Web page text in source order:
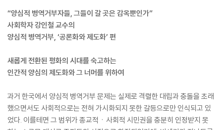
“양심적 병역거부자들, 그들이 갈 곳은 감옥뿐인가”
사회학자 강인철 교수의
양심적 병역거부, ‘공론화와 제도화’ 편
새롭게 전환된 평화의 시대를 숙고하는
인간적 양심의 제도화와 그 너머를 위하여
과거 한국에서 양심적 병역거부 문제는 실제로 격렬한 대립과 충돌을 초래
했으면서도 사회적으로는 전혀 가시화되지 못한 갈등으로만 인식되고 있
었다. 이를테면 그 범위가 종교적ㆍ사회적 시민권을 충분히 인정받지 못